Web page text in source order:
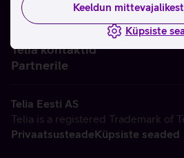
Keeldun
Küpsiste
Telia kontaktid
Partnerile
Telia Eesti AS
Telia is a registered Trademark of
PrivaatsusteadeKüpsiste seaded